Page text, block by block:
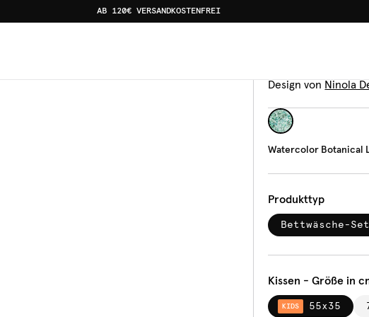
AB 120€ VERSANDKOSTENFREI
Bettwäsche
Design von Ninola
Watercolor Botanical
Produkttyp
Bettwäsche-Set
Kissen - Größe in
KIDS 55x35